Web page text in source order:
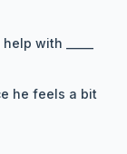
with _____
he feels a bit